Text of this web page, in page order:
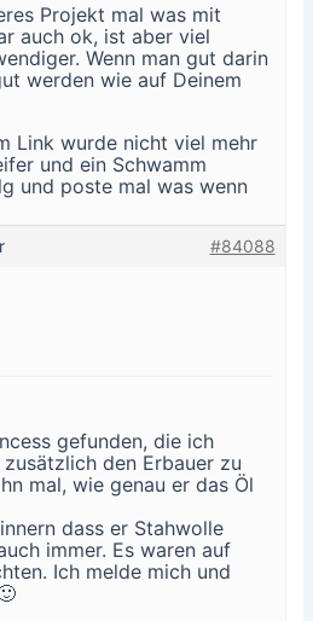
Projekt mal was mit
auch ok, ist aber viel
Wenn man gut darin
werden wie auf Deinem
Link wurde nicht viel mehr
und ein Schwamm
und poste mal was wenn
#84088
gefunden, die ich
den Erbauer zu
mal, wie genau er das Öl
dass er Stahwolle
immer. Es waren auf
Ich melde mich und